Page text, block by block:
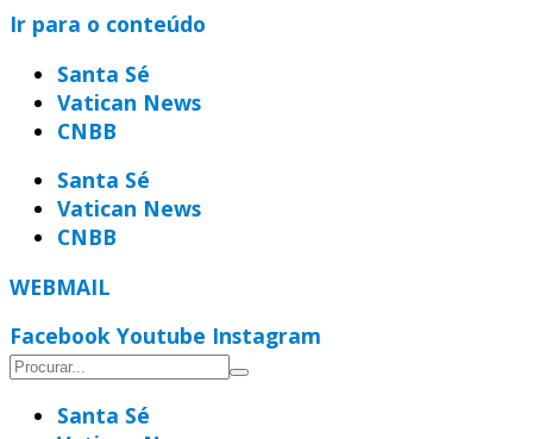
Ir para o conteúdo
Santa Sé
Vatican News
CNBB
Santa Sé
Vatican News
CNBB
WEBMAIL
Facebook Youtube Instagram
Santa Sé